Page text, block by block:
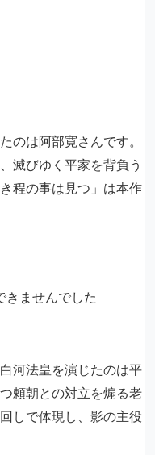
のは阿部寛さんです。
滅びゆく平家を背負う
程の事は見つ」は本作
きませんでした
河法皇を演じたのは平
頼朝との対立を煽る老
しで体現し、影の主役